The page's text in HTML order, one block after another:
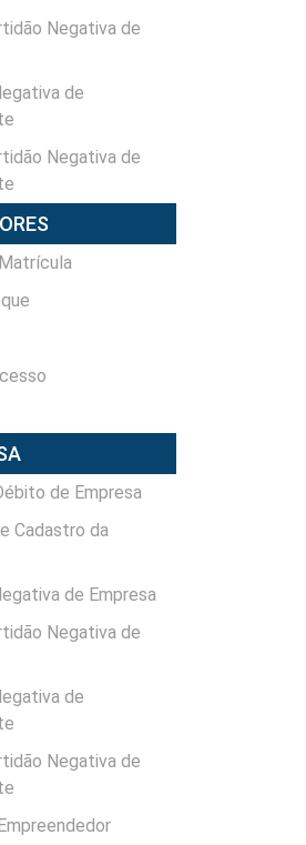
Negativa de
de
Negativa de
de Empresa
Cadastro da
de Empresa
Negativa de
de
Negativa de